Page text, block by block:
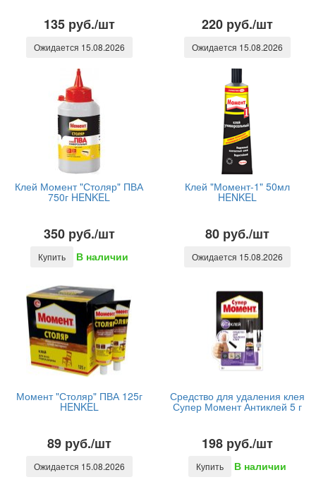
135 руб./шт
Ожидается 15.08.2026
220 руб./шт
Ожидается 15.08.2026
Клей Момент "Столяр" ПВА
750г HENKEL
350 руб./шт
Купить В наличии
Клей "Момент-1" 50мл
HENKEL
80 руб./шт
Ожидается 15.08.2026
Момент "Столяр" ПВА 125г
HENKEL
89 руб./шт
Ожидается 15.08.2026
Средство для удаления клея
Супер Момент Антиклей 5 г
198 руб./шт
Купить В наличии